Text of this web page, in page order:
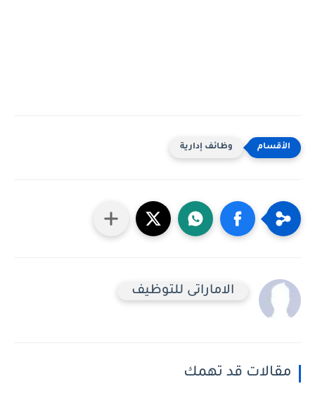
وظائف إدارية
الاماراتى للتوظيف
مقالات قد تهمك